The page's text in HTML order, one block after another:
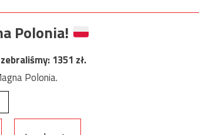
Polonia!
zebraliśmy:1351 zł.
Polonia.